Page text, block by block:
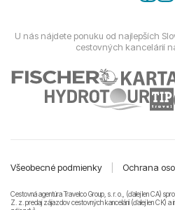
U nás nájdete ponuku od najlepších
cestovných kancelárií
Všeobecné podmienky Ochrana
Cestovná agentúra Travelco Group, s. r. o., (ďalej len CA)
Z. z. predaj zájazdov cestovných kancelárii (ďalej len CK) a